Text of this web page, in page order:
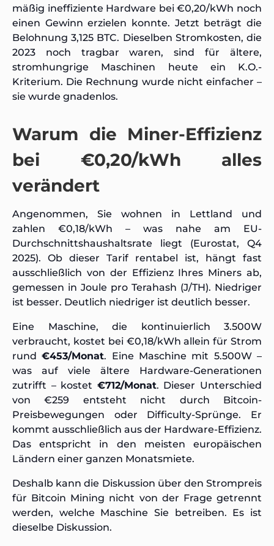
mäßig ineffiziente Hardware bei €0,20/kWh noch
einen Gewinn erzielen konnte. Jetzt beträgt die
Belohnung 3,125 BTC. Dieselben Stromkosten, die
2023 noch tragbar waren, sind für ältere,
stromhungrige Maschinen heute ein K.O.-
Kriterium. Die Rechnung wurde nicht einfacher –
sie wurde gnadenlos.
Warum die Miner-Effizienz
bei €0,20/kWh alles
verändert
Angenommen, Sie wohnen in Lettland und
zahlen €0,18/kWh – was nahe am EU-
Durchschnittshaushaltsrate liegt (Eurostat, Q4
2025). Ob dieser Tarif rentabel ist, hängt fast
ausschließlich von der Effizienz Ihres Miners ab,
gemessen in Joule pro Terahash (J/TH). Niedriger
ist besser. Deutlich niedriger ist deutlich besser.
Eine Maschine, die kontinuierlich 3.500W
verbraucht, kostet bei €0,18/kWh allein für Strom
rund€453/Monat. Eine Maschine mit 5.500W –
was auf viele ältere Hardware-Generationen
zutrifft – kostet €712/Monat. Dieser Unterschied
von €259 entsteht nicht durch Bitcoin-
Preisbewegungen oder Difficulty-Sprünge. Er
kommt ausschließlich aus der Hardware-Effizienz.
Das entspricht in den meisten europäischen
Ländern einer ganzen Monatsmiete.
Deshalb kann die Diskussion über den Strompreis
für Bitcoin Mining nicht von der Frage getrennt
werden, welche Maschine Sie betreiben. Es ist
dieselbe Diskussion.